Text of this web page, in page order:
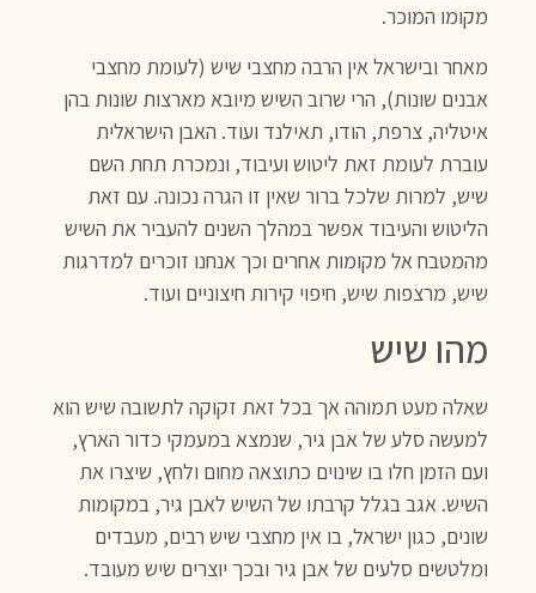
מקומו המוכר.
מאחר ובישראל אין הרבה מחצבי שיש (לעומת מחצבי
אבנים שונות), הרי שרוב השיש מיובא מארצות שונות בהן
איטליה, צרפת, הודו, תאילנד ועוד. האבן הישראלית
עוברת לעומת זאת ליטוש ועיבוד, ונמכרת תחת השם
שיש, למרות שלכל ברור שאין זו הגרה נכונה. עם זאת
הליטוש והעיבוד אפשר במהלך השנים להעביר את השיש
מהמטבח אל מקומות אחרים וכך אנחנו זוכרים למדרגות
שיש, מרצפות שיש, חיפוי קירות חיצוניים ועוד.
מהו שיש
שאלה מעט תמוהה אך בכל זאת זקוקה לתשובה שיש הוא
למעשה סלע של אבן גיר, שנמצא במעמקי כדור הארץ,
ועם הזמן חלו בו שינוים כתוצאה מחום ולחץ, שיצרו את
השיש. אגב בגלל קרבתו של השיש לאבן גיר, במקומות
שונים, כגון ישראל, בו אין מחצבי שיש רבים, מעבדים
ומלטשים סלעים של אבן גיר ובכך יוצרים שיש מעובד.